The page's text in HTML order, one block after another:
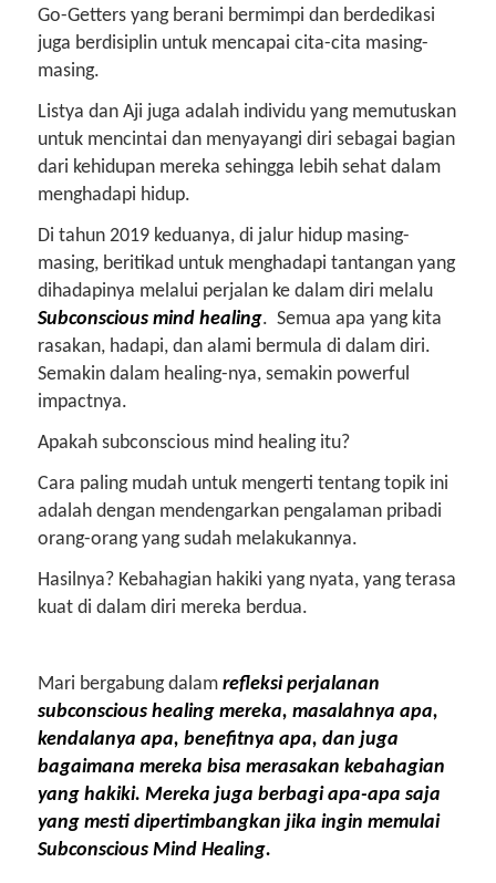
Go-Getters yang berani bermimpi dan berdedikasi
juga berdisiplin untuk mencapai cita-cita masing-
masing.
Listya dan Aji juga adalah individu yang memutuskan
untuk mencintai dan menyayangi diri sebagai bagian
dari kehidupan mereka sehingga lebih sehat dalam
menghadapi hidup.
Di tahun 2019 keduanya, di jalur hidup masing-
masing, beritikad untuk menghadapi tantangan yang
dihadapinya melalui perjalan ke dalam diri melalu
Subconscious mind healing. Semua apa yang kita
rasakan, hadapi, dan alami bermula di dalam diri.
Semakin dalam healing-nya, semakin powerful
impactnya.
Apakah subconscious mind healing itu?
Cara paling mudah untuk mengerti tentang topik ini
adalah dengan mendengarkan pengalaman pribadi
orang-orang yang sudah melakukannya.
Hasilnya? Kebahagian hakiki yang nyata, yang terasa
kuat di dalam diri mereka berdua.
Mari bergabung dalam refleksi perjalanan
subconscious healing mereka, masalahnya apa,
kendalanya apa, benefitnya apa, dan juga
bagaimana mereka bisa merasakan kebahagian
yang hakiki. Mereka juga berbagi apa-apa saja
yang mesti dipertimbangkan jika ingin memulai
Subconscious Mind Healing.